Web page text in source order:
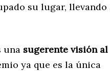
su lugar, llevando
una sugerente visión al
ya que es la única